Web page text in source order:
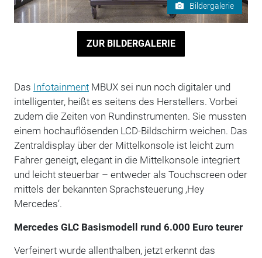
Bildergalerie
ZUR BILDERGALERIE
Das InfotainmentMBUX sei nun noch digitaler und
intelligenter, heißt es seitens des Herstellers. Vorbei
zudem die Zeiten von Rundinstrumenten. Sie mussten
einem hochauflösenden LCD-Bildschirm weichen. Das
Zentraldisplay über der Mittelkonsole ist leicht zum
Fahrer geneigt, elegant in die Mittelkonsole integriert
und leicht steuerbar – entweder als Touchscreen oder
mittels der bekannten Sprachsteuerung ‚Hey
Mercedes‘.
Mercedes GLC Basismodell rund 6.000 Euro teurer
Verfeinert wurde allenthalben, jetzt erkennt das